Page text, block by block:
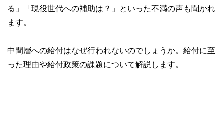
る」「現役世代への補助は？」といった不満の声も聞かれ
ます。
中間層への給付はなぜ行われないのでしょうか。給付に至
った理由や給付政策の課題について解説します。